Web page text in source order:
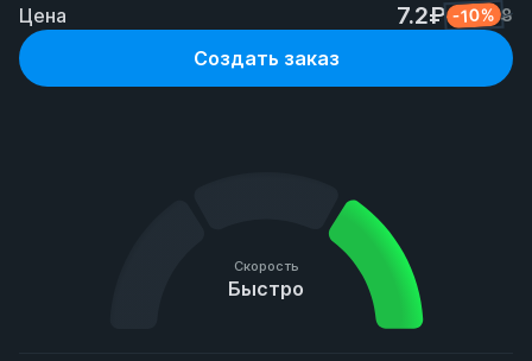
Цена 7.2₽ -10% 8
Создать заказ
Скорость
Быстро